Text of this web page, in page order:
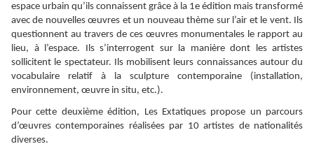
espace urbain qu’ils connaissent grâce à la 1e édition mais transformé
avec de nouvelles œuvres et un nouveau thème sur l’air et le vent.
Ils
questionnent au travers de ces œuvres monumentales le rapport au
lieu, à l’espace.
Ils s’interrogent sur la manière dont les artistes
sollicitent le spectateur. Ils mobilisent leurs connaissances autour du
vocabulaire relatif à la sculpture contemporaine (installation,
environnement, œuvre in situ, etc.).
Pour cette deuxième édition, Les Extatiques propose un parcours
d’œuvres contemporaines réalisées par 10 artistes de nationalités
diverses.